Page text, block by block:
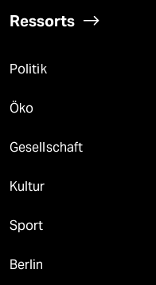
Ressorts
Politik
Öko
Gesellschaft
Kultur
Sport
Berlin